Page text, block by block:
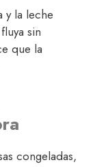
y la leche
sin
que la
congeladas,